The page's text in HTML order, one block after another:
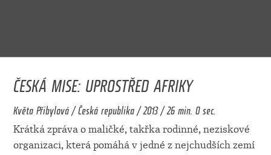
ČESKÁ MISE: UPROSTŘED AFRIKY
Květa Přibylová / Česká republika / 2013 / 26 min. 0 sec.
Krátká zpráva o maličké, takřka rodinné, neziskové
organizaci, která pomáhá v jedné z nejchudších zemí